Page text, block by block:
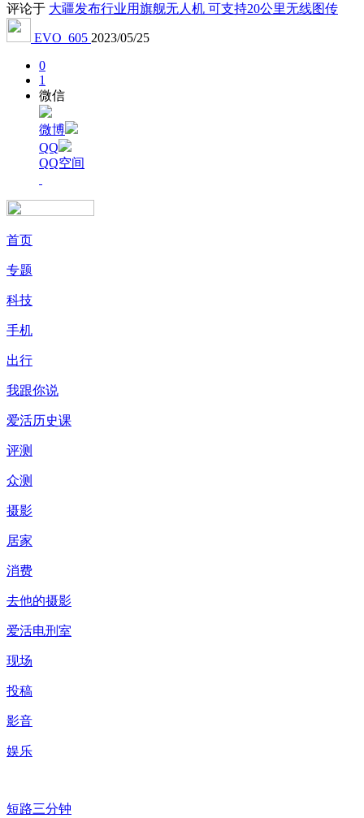
评论于 大疆发布行业用旗舰无人机 可支持20公里无线图传
EVO_605 2023/05/25
0
1
微信
微博
QQ
QQ空间
首页
专题
科技
手机
出行
我跟你说
爱活历史课
评测
众测
摄影
居家
消费
去他的摄影
爱活电刑室
现场
投稿
影音
娱乐
短路三分钟